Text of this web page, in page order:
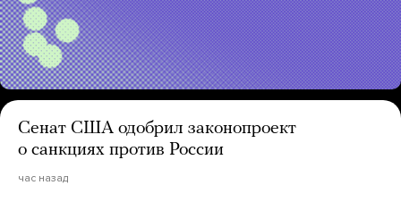
Сенат США одобрил законопроект
о санкциях против России
час назад